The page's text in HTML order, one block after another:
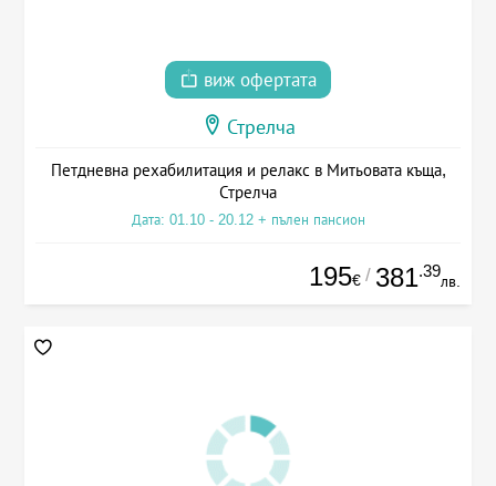
виж офертата
Стрелча
Петдневна рехабилитация и релакс в Митьовата къща,
Стрелча
Дата: 01.10 - 20.12 + пълен пансион
195€ / 381.39
лв.